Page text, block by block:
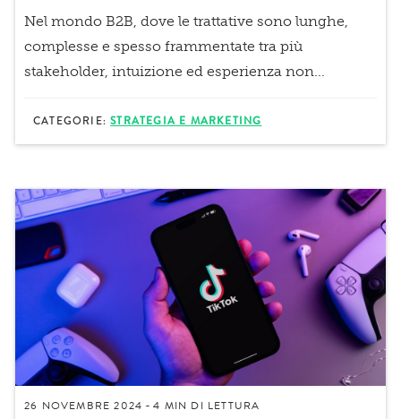
Nel mondo B2B, dove le trattative sono lunghe,
complesse e spesso frammentate tra più
stakeholder, intuizione ed esperienza non...
CATEGORIE:STRATEGIA E MARKETING
26 NOVEMBRE 2024 -4 MIN DI LETTURA